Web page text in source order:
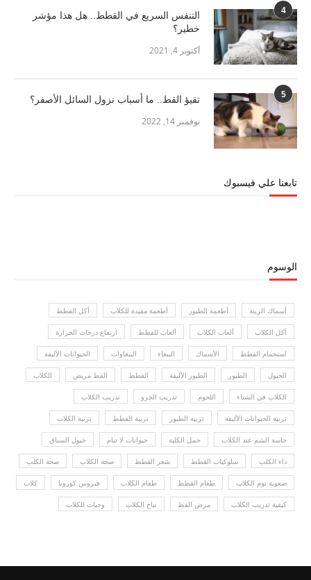
4
التنفس السريع في القطط.. هل هذا مؤشر
خطير؟
أكتوبر 4, 2021
5 تقيؤ القط.. ما أسباب نزول السائل الأصفر؟
نوفمبر 14, 2022
تابعنا علي فيسبوك
الوسوم
أسماك الزينة أطعمة الطيور أطعمة مفيدة للكلاب أكل القطط
أكل الكلاب ألعاب الكلاب ألعاب للقطط ارتفاع درجات الحرارة
استحمام القطط الأسماك الببغاء الببغاوات الحيوانات الأليفة
الخيول الطيور الطيور الأليفة القطط القط مريض الكلاب
الكلاب في الشتاء اللحوم تدريب الجرو تدريب الكلاب
تربية الحيوانات الأليفة تربية الطيور تربية القطط تربية الكلاب
حاسة الشم عند الكلاب حمل الكلبة حيوانات لا تنام خيول السباق
داء الكلب سلوكيات القطط شعر القطط صحة الكلاب صحة الكلب
صعوبة نوم الكلاب طعام القطط طعام الكلاب فيروس كورونا كلاب
كيفية تدريب الكلاب مرض القط نباح الكلاب وجبات للكلاب